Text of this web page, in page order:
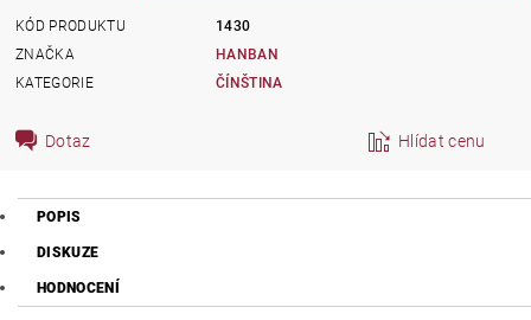
KÓD PRODUKTU
1430
ZNAČKA
HANBAN
KATEGORIE
ČÍNŠTINA
Dotaz Hlídat cenu
POPIS
DISKUZE
HODNOCENÍ